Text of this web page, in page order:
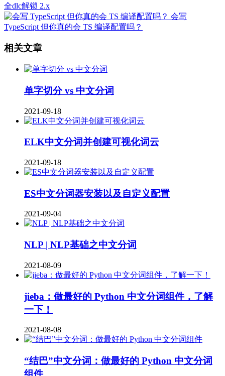
全dlc解锁 2.x
会写
TypeScript 但你真的会 TS 编译配置吗？
相关文章
单字切分 vs 中文分词
2021-09-18
ELK中文分词并创建可视化词云
2021-09-18
ES中文分词器安装以及自定义配置
2021-09-04
NLP | NLP基础之中文分词
2021-08-09
jieba：做最好的 Python 中文分词组件，了解
一下！
2021-08-08
“结巴”中文分词：做最好的 Python 中文分词
组件